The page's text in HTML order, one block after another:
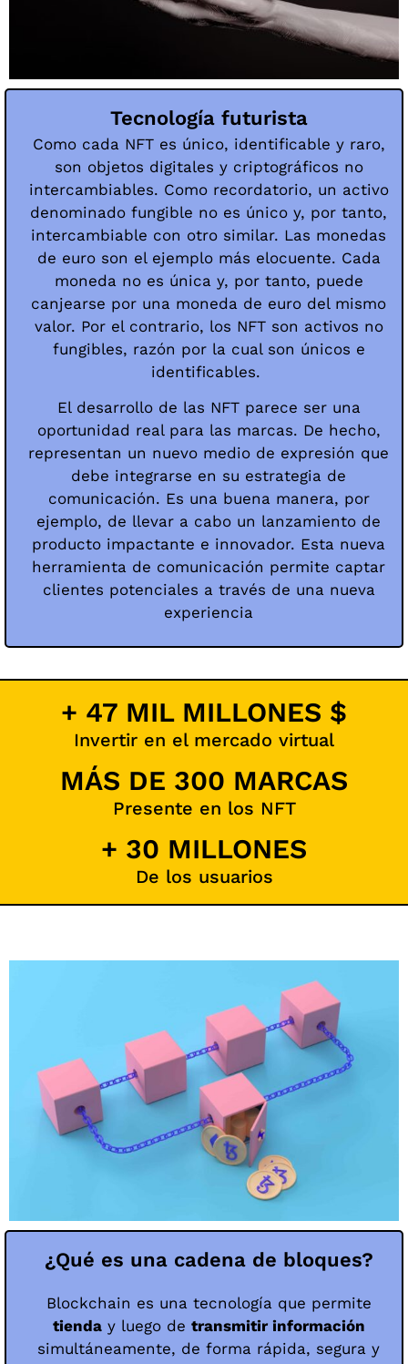
Tecnología futurista
Como cada NFT es único, identificable y raro,
son objetos digitales y criptográficos no
intercambiables. Como recordatorio, un activo
denominado fungible no es único y, por tanto,
intercambiable con otro similar. Las monedas
de euro son el ejemplo más elocuente. Cada
moneda no es única y, por tanto, puede
canjearse por una moneda de euro del mismo
valor. Por el contrario, los NFT son activos no
fungibles, razón por la cual son únicos e
identificables.
El desarrollo de las NFT parece ser una
oportunidad real para las marcas. De hecho,
representan un nuevo medio de expresión que
debe integrarse en su estrategia de
comunicación. Es una buena manera, por
ejemplo, de llevar a cabo un lanzamiento de
producto impactante e innovador. Esta nueva
herramienta de comunicación permite captar
clientes potenciales a través de una nueva
experiencia
+ 47 MIL MILLONES $
Invertir en el mercado virtual
MÁS DE 300 MARCAS
Presente en los NFT
+ 30 MILLONES
De los usuarios
¿Qué es una cadena de bloques?
Blockchain es una tecnología que permite
tienday luego de transmitir información
simultáneamente, de forma rápida, segura y